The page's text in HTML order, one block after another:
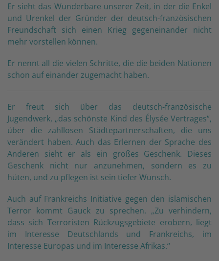
Er sieht das Wunderbare unserer Zeit, in der die Enkel
und Urenkel der Gründer der deutsch-französischen
Freundschaft sich einen Krieg gegeneinander nicht
mehr vorstellen können.
Er nennt all die vielen Schritte, die die beiden Nationen
schon auf einander zugemacht haben.
Er freut sich über das deutsch-französische
Jugendwerk, „das schönste Kind des Élysée Vertrages“,
über die zahllosen Städtepartnerschaften, die uns
verändert haben. Auch das Erlernen der Sprache des
Anderen sieht er als ein großes Geschenk. Dieses
Geschenk nicht nur anzunehmen, sondern es zu
hüten, und zu pflegen ist sein tiefer Wunsch.
Auch auf Frankreichs Initiative gegen den islamischen
Terror kommt Gauck zu sprechen. „Zu verhindern,
dass sich Terroristen Rückzugsgebiete erobern, liegt
im Interesse Deutschlands und Frankreichs, im
Interesse Europas und im Interesse Afrikas.“